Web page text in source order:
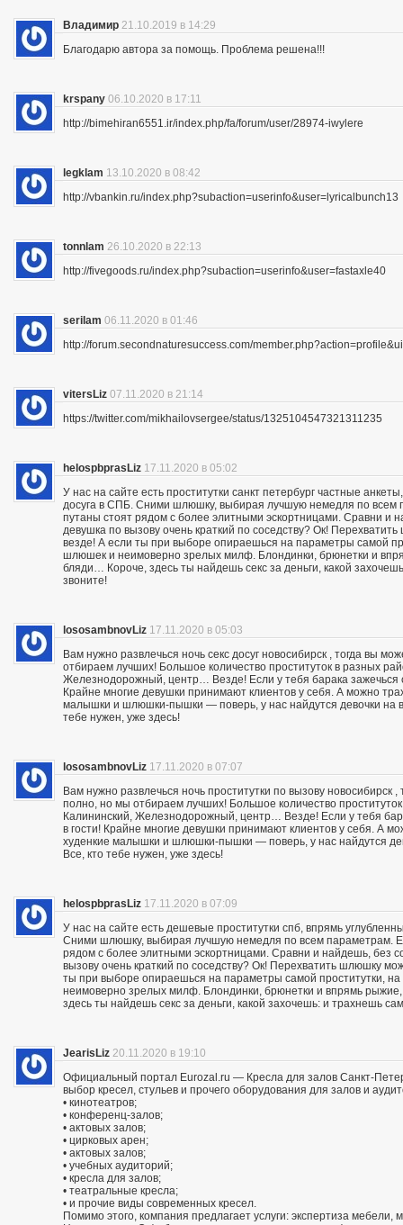
Владимир 21.10.2019 в 14:29
Благодарю автора за помощь. Проблема решена!!!
krspany 06.10.2020 в 17:11
http://bimehiran6551.ir/index.php/fa/forum/user/28974-iwylere
legklam 13.10.2020 в 08:42
http://vbankin.ru/index.php?subaction=userinfo&user=lyricalbunch13
tonnlam 26.10.2020 в 22:13
http://fivegoods.ru/index.php?subaction=userinfo&user=fastaxle40
serilam 06.11.2020 в 01:46
http://forum.secondnaturesuccess.com/
vitersLiz 07.11.2020 в 21:14
https://twitter.com/mikhailovsergee/status/1325104547321311235
helospbprasLiz 17.11.2020 в 05:02
У нас на сайте есть проститутки санкт петербург частные
досуга в СПБ. Сними шлюшку, выбирая лучшую немедля по всем
путаны стоят рядом с более элитными эскортницами. Сравни и
девушка по вызову очень краткий по соседству? Ок!
везде! А если ты при выборе опираешься на параметры самой
шлюшек и неимоверно зрелых милф. Блондинки, брюнетки и
бляди… Короче, здесь ты найдешь секс за деньги, какой
звоните!
lososambnovLiz 17.11.2020 в 05:03
Вам нужно развлечься ночь секс досуг новосибирск , тогда вы
отбираем лучших! Большое количество проституток в разных
Железнодорожный, центр… Везде! Если у тебя барака зажечься
Крайне многие девушки принимают клиентов у себя. А можно
малышки и шлюшки-пышки — поверь, у нас найдутся девочки на
тебе нужен, уже здесь!
lososambnovLiz 17.11.2020 в 07:07
Вам нужно развлечься ночь проститутки по вызову
полно, но мы отбираем лучших! Большое количество
Калининский, Железнодорожный, центр… Везде! Если у тебя
в гости! Крайне многие девушки принимают клиентов у себя. А
худенкие малышки и шлюшки-пышки — поверь, у нас найдутся
Все, кто тебе нужен, уже здесь!
helospbprasLiz 17.11.2020 в 07:09
У нас на сайте есть дешевые проститутки спб, впрямь
Сними шлюшку, выбирая лучшую немедля по всем параметрам.
рядом с более элитными эскортницами. Сравни и найдешь, без
вызову очень краткий по соседству? Ок! Перехватить шлюшку
ты при выборе опираешься на параметры самой проститутки,
неимоверно зрелых милф. Блондинки, брюнетки и впрямь
здесь ты найдешь секс за деньги, какой захочешь: и трахнешь
JearisLiz 20.11.2020 в 19:10
Официальный портал Eurozal.ru — Кресла для залов Санкт-
выбор кресел, стульев и прочего оборудования для залов и
• кинотеатров;
• конференц-залов;
• актовых залов;
• цирковых арен;
• актовых залов;
• учебных аудиторий;
• кресла для залов;
• театральные кресла;
• и прочие виды современных кресел.
Помимо этого, компания предлагает услуги: экспертиза